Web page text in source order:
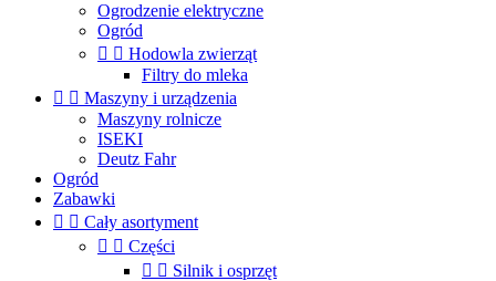
Ogrodzenie elektryczne
Ogród
  Hodowla zwierząt
Filtry do mleka
  Maszyny i urządzenia
Maszyny rolnicze
ISEKI
Deutz Fahr
Ogród
Zabawki
  Cały asortyment
  Części
  Silnik i osprzęt